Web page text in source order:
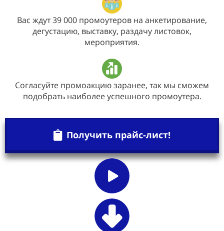
Вас ждут 39 000 промоутеров на анкетирование,
дегустацию, выставку, раздачу листовок,
мероприятия.
Согласуйте промоакцию заранее, так мы сможем
подобрать наиболее успешного промоутера.
Получить прайс-лист!